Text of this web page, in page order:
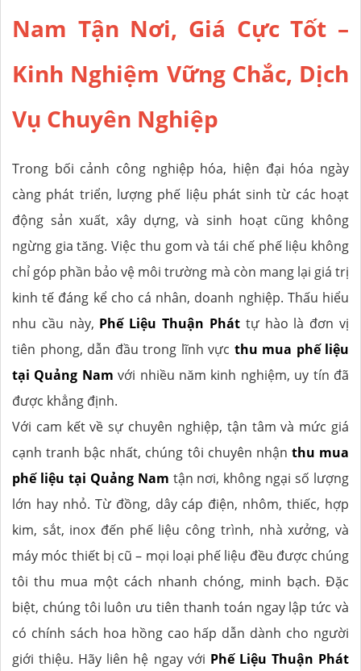
Nam Tận Nơi, Giá Cực Tốt –
Kinh Nghiệm Vững Chắc, Dịch
Vụ Chuyên Nghiệp
Trong bối cảnh công nghiệp hóa, hiện đại hóa ngày
càng phát triển, lượng phế liệu phát sinh từ các hoạt
động sản xuất, xây dựng, và sinh hoạt cũng không
ngừng gia tăng. Việc thu gom và tái chế phế liệu không
chỉ góp phần bảo vệ môi trường mà còn mang lại giá trị
kinh tế đáng kể cho cá nhân, doanh nghiệp. Thấu hiểu
nhu cầu này, Phế Liệu Thuận Pháttự hào là đơn vị
tiên phong, dẫn đầu trong lĩnh vực thu mua phế liệu
tại Quảng Nam với nhiều năm kinh nghiệm, uy tín đã
được khẳng định.
Với cam kết về sự chuyên nghiệp, tận tâm và mức giá
cạnh tranh bậc nhất, chúng tôi chuyên nhận thu mua
phế liệu tại Quảng Nam tận nơi, không ngại số lượng
lớn hay nhỏ. Từ đồng, dây cáp điện, nhôm, thiếc, hợp
kim, sắt, inox đến phế liệu công trình, nhà xưởng, và
máy móc thiết bị cũ – mọi loại phế liệu đều được chúng
tôi thu mua một cách nhanh chóng, minh bạch. Đặc
biệt, chúng tôi luôn ưu tiên thanh toán ngay lập tức và
có chính sách hoa hồng cao hấp dẫn dành cho người
giới thiệu. Hãy liên hệ ngay với Phế Liệu Thuận Phát